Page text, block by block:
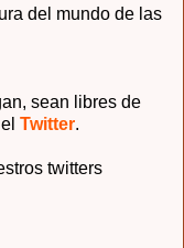
del mundo de las
sean libres de
Twitter.
twitters